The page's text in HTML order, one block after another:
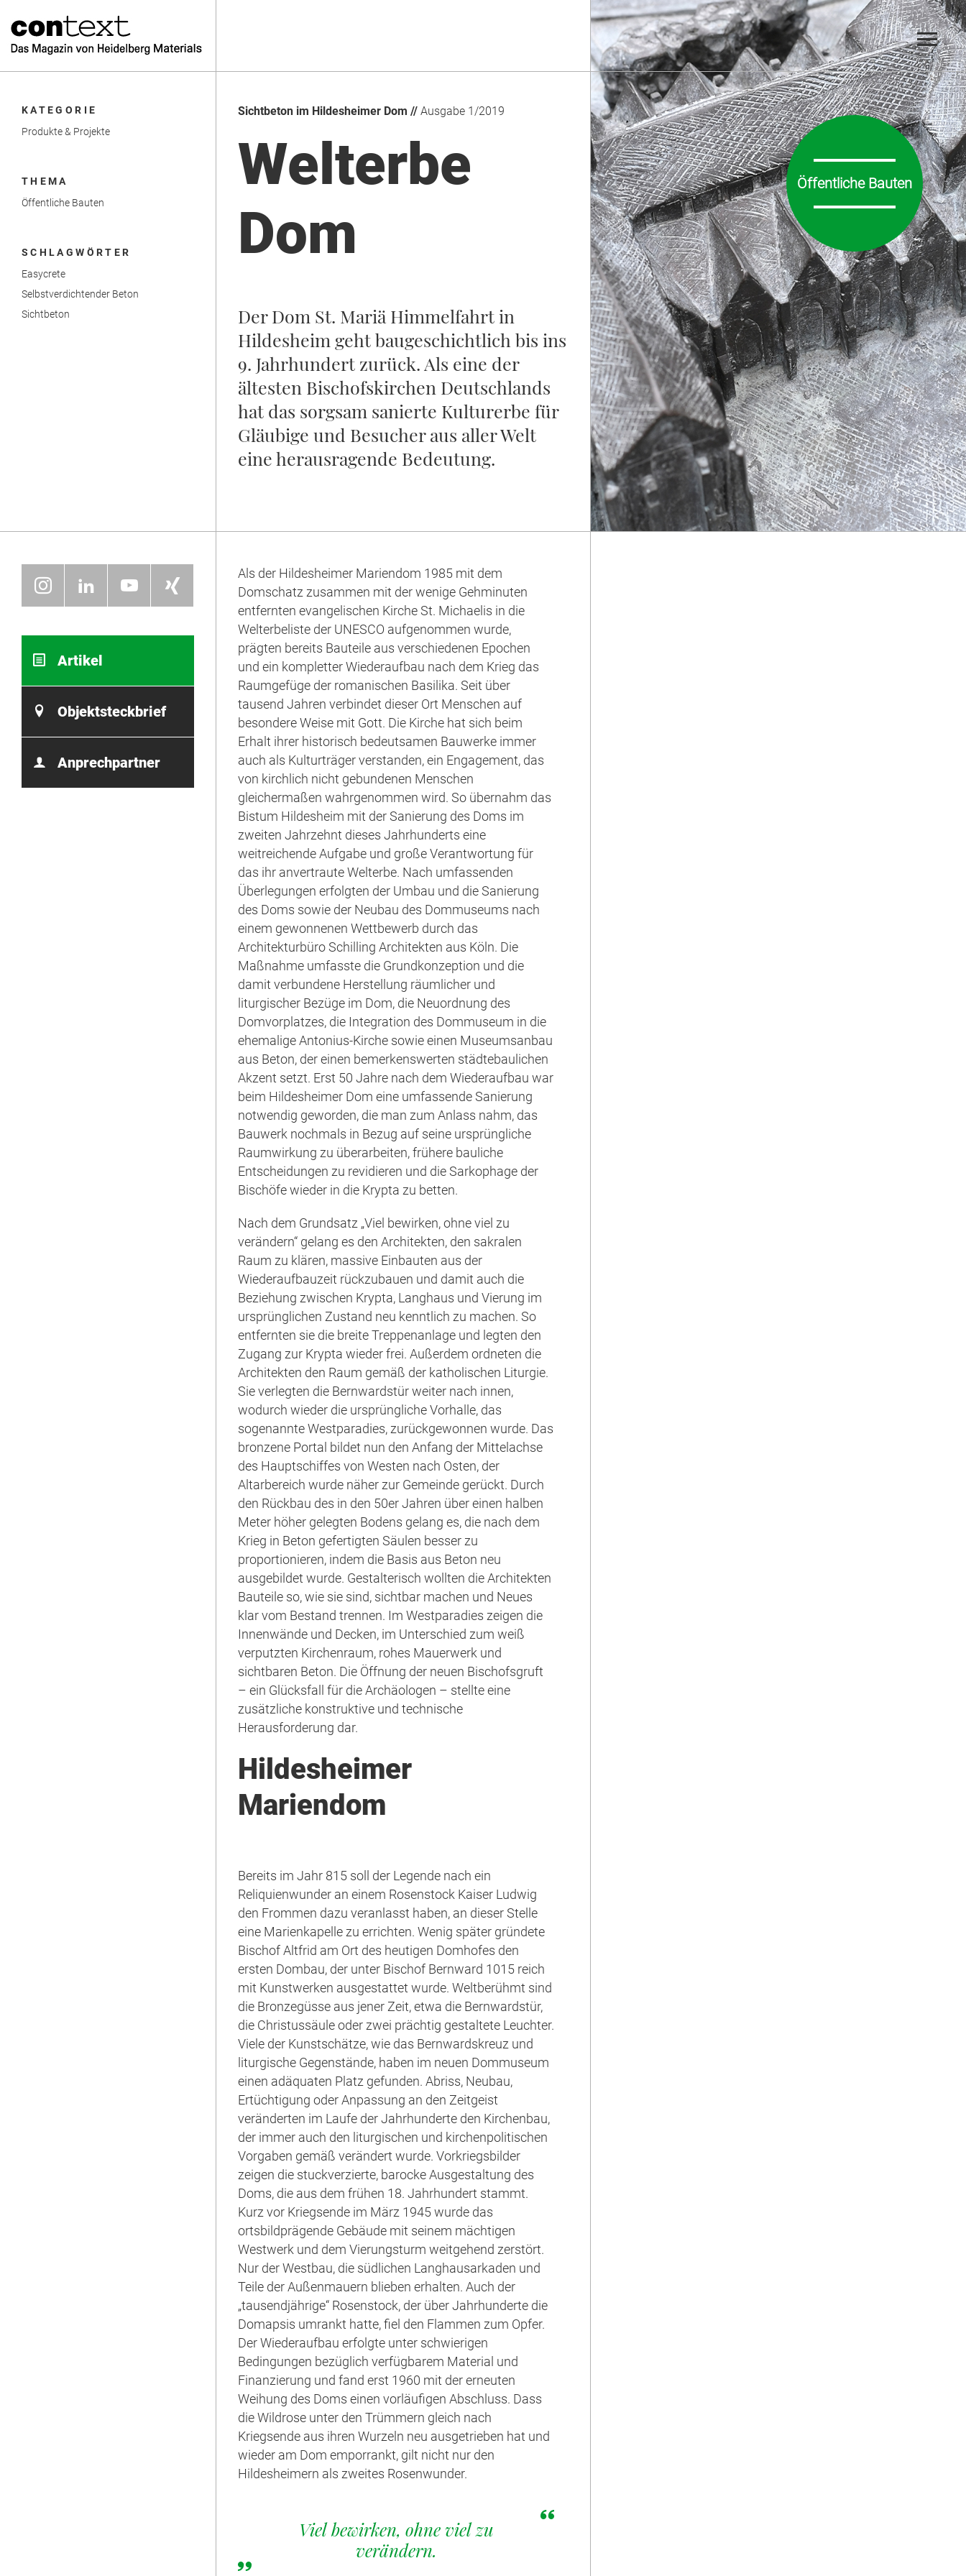
KATEGORIE
Produkte & Projekte
THEMA
Öffentliche Bauten
SCHLAGWÖRTER
Easycrete
Selbstverdichtender Beton
Sichtbeton
Sichtbeton im Hildesheimer Dom // Ausgabe 1/2019
Welterbe
Dom
Der Dom St. Mariä Himmelfahrt in
Hildesheim geht baugeschichtlich bis ins
9. Jahrhundert zurück. Als eine der
ältesten Bischofskirchen Deutschlands
hat das sorgsam sanierte Kulturerbe für
Gläubige und Besucher aus aller Welt
eine herausragende Bedeutung.
Öffentliche Bauten
Artikel
Objektsteckbrief
Anprechpartner
Als der Hildesheimer Mariendom 1985 mit dem
Domschatz zusammen mit der wenige Gehminuten
entfernten evangelischen Kirche St. Michaelis in die
Welterbeliste der UNESCO aufgenommen wurde,
prägten bereits Bauteile aus verschiedenen Epochen
und ein kompletter Wiederaufbau nach dem Krieg das
Raumgefüge der romanischen Basilika. Seit über
tausend Jahren verbindet dieser Ort Menschen auf
besondere Weise mit Gott. Die Kirche hat sich beim
Erhalt ihrer historisch bedeutsamen Bauwerke immer
auch als Kulturträger verstanden, ein Engagement, das
von kirchlich nicht gebundenen Menschen
gleichermaßen wahrgenommen wird. So übernahm das
Bistum Hildesheim mit der Sanierung des Doms im
zweiten Jahrzehnt dieses Jahrhunderts eine
weitreichende Aufgabe und große Verantwortung für
das ihr anvertraute Welterbe. Nach umfassenden
Überlegungen erfolgten der Umbau und die Sanierung
des Doms sowie der Neubau des Dommuseums nach
einem gewonnenen Wettbewerb durch das
Architekturbüro Schilling Architekten aus Köln. Die
Maßnahme umfasste die Grundkonzeption und die
damit verbundene Herstellung räumlicher und
liturgischer Bezüge im Dom, die Neuordnung des
Domvorplatzes, die Integration des Dommuseum in die
ehemalige Antonius-Kirche sowie einen Museumsanbau
aus Beton, der einen bemerkenswerten städtebaulichen
Akzent setzt. Erst 50 Jahre nach dem Wiederaufbau war
beim Hildesheimer Dom eine umfassende Sanierung
notwendig geworden, die man zum Anlass nahm, das
Bauwerk nochmals in Bezug auf seine ursprüngliche
Raumwirkung zu überarbeiten, frühere bauliche
Entscheidungen zu revidieren und die Sarkophage der
Bischöfe wieder in die Krypta zu betten.
Nach dem Grundsatz „Viel bewirken, ohne viel zu
verändern“ gelang es den Architekten, den sakralen
Raum zu klären, massive Einbauten aus der
Wiederaufbauzeit rückzubauen und damit auch die
Beziehung zwischen Krypta, Langhaus und Vierung im
ursprünglichen Zustand neu kenntlich zu machen. So
entfernten sie die breite Treppenanlage und legten den
Zugang zur Krypta wieder frei. Außerdem ordneten die
Architekten den Raum gemäß der katholischen Liturgie.
Sie verlegten die Bernwardstür weiter nach innen,
wodurch wieder die ursprüngliche Vorhalle, das
sogenannte Westparadies, zurückgewonnen wurde. Das
bronzene Portal bildet nun den Anfang der Mittelachse
des Hauptschiffes von Westen nach Osten, der
Altarbereich wurde näher zur Gemeinde gerückt. Durch
den Rückbau des in den 50er Jahren über einen halben
Meter höher gelegten Bodens gelang es, die nach dem
Krieg in Beton gefertigten Säulen besser zu
proportionieren, indem die Basis aus Beton neu
ausgebildet wurde. Gestalterisch wollten die Architekten
Bauteile so, wie sie sind, sichtbar machen und Neues
klar vom Bestand trennen. Im Westparadies zeigen die
Innenwände und Decken, im Unterschied zum weiß
verputzten Kirchenraum, rohes Mauerwerk und
sichtbaren Beton. Die Öffnung der neuen Bischofsgruft
– ein Glücksfall für die Archäologen – stellte eine
zusätzliche konstruktive und technische
Herausforderung dar.
Hildesheimer
Mariendom
Bereits im Jahr 815 soll der Legende nach ein
Reliquienwunder an einem Rosenstock Kaiser Ludwig
den Frommen dazu veranlasst haben, an dieser Stelle
eine Marienkapelle zu errichten. Wenig später gründete
Bischof Altfrid am Ort des heutigen Domhofes den
ersten Dombau, der unter Bischof Bernward 1015 reich
mit Kunstwerken ausgestattet wurde. Weltberühmt sind
die Bronzegüsse aus jener Zeit, etwa die Bernwardstür,
die Christussäule oder zwei prächtig gestaltete Leuchter.
Viele der Kunstschätze, wie das Bernwardskreuz und
liturgische Gegenstände, haben im neuen Dommuseum
einen adäquaten Platz gefunden. Abriss, Neubau,
Ertüchtigung oder Anpassung an den Zeitgeist
veränderten im Laufe der Jahrhunderte den Kirchenbau,
der immer auch den liturgischen und kirchenpolitischen
Vorgaben gemäß verändert wurde. Vorkriegsbilder
zeigen die stuckverzierte, barocke Ausgestaltung des
Doms, die aus dem frühen 18. Jahrhundert stammt.
Kurz vor Kriegsende im März 1945 wurde das
ortsbildprägende Gebäude mit seinem mächtigen
Westwerk und dem Vierungsturm weitgehend zerstört.
Nur der Westbau, die südlichen Langhausarkaden und
Teile der Außenmauern blieben erhalten. Auch der
„tausendjährige“ Rosenstock, der über Jahrhunderte die
Domapsis umrankt hatte, fiel den Flammen zum Opfer.
Der Wiederaufbau erfolgte unter schwierigen
Bedingungen bezüglich verfügbarem Material und
Finanzierung und fand erst 1960 mit der erneuten
Weihung des Doms einen vorläufigen Abschluss. Dass
die Wildrose unter den Trümmern gleich nach
Kriegsende aus ihren Wurzeln neu ausgetrieben hat und
wieder am Dom emporrankt, gilt nicht nur den
Hildesheimern als zweites Rosenwunder.
Viel bewirken, ohne viel zu
verändern.